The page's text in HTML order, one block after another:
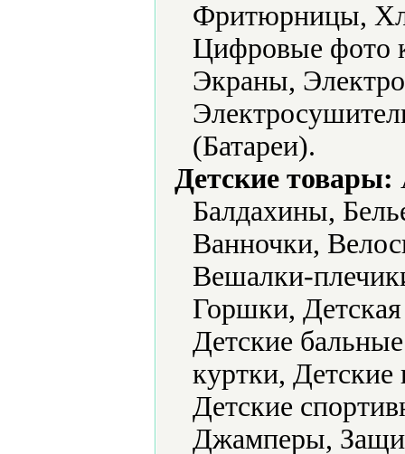
Фритюрницы,
Цифровые фото
Экраны,
(Батареи).
Детские товары:
Балдахины,
Ванночки,
Вешалки-
Горшки,
Детские
куртки, Детские
Детские
Джамперы,